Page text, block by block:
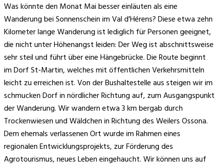
Was könnte den Monat Mai besser einläuten als eine
Wanderung bei Sonnenschein im Val d'Hérens? Diese etwa zehn
Kilometer lange Wanderung ist lediglich für Personen geeignet,
die nicht unter Höhenangst leiden: Der Weg ist abschnittsweise
sehr steil und führt über eine Hängebrücke. Die Route beginnt
im Dorf St-Martin, welches mit öffentlichen Verkehrsmitteln
leicht zu erreichen ist. Von der Bushaltestelle aus steigen wir im
schmucken Dorf in nördlicher Richtung auf, zum Ausgangspunkt
der Wanderung. Wir wandern etwa 3 km bergab durch
Trockenwiesen und Wäldchen in Richtung des Weilers Ossona.
Dem ehemals verlassenen Ort wurde im Rahmen eines
regionalen Entwicklungsprojekts, zur Förderung des
Agrotourismus, neues Leben eingehaucht. Wir können uns auf